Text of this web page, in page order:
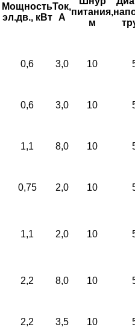
Мощность
эл.дв., кВт
Ток,
А
питания,
м
0,6 3,0 10
0,6 3,0 10
1,1 8,0 10
0,75 2,0 10
1,1 2,0 10
2,2 8,0 10
2,2 3,5 10